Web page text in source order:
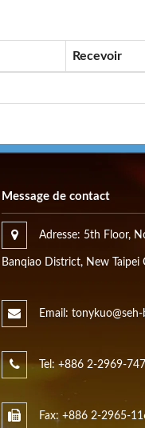
Recevoir
Message de contact
Adresse: 5th Floor,
Banqiao District, New Taipei
Email:
Tel: +886 2-2969-
Fax: +886 2-2965-